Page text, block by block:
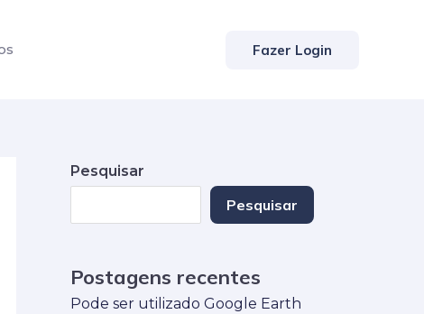
Fazer Login
Pesquisar
Pesquisar
Postagens recentes
Pode ser utilizado Google Earth